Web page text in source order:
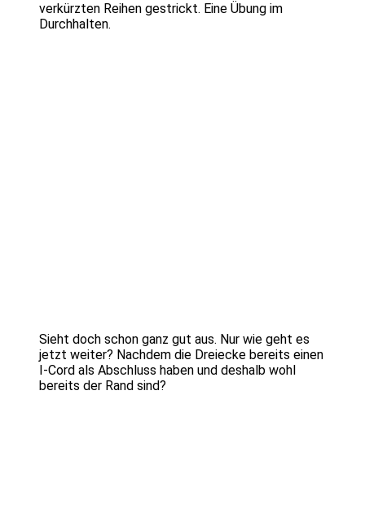
verkürzten Reihen gestrickt. Eine Übung im
Durchhalten.
Sieht doch schon ganz gut aus. Nur wie geht es
jetzt weiter? Nachdem die Dreiecke bereits einen
I-Cord als Abschluss haben und deshalb wohl
bereits der Rand sind?